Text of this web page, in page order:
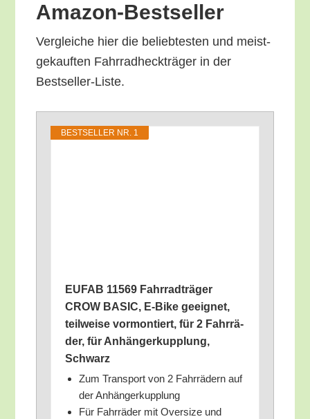
Amazon-Bestseller
Ver­glei­che hier die belieb­tes­ten und meist­
ge­kauf­ten Fahr­rad­heck­trä­ger in der
Bestseller-Liste.
BEST­SEL­LER NR. 1
EUFAB 11569 Fahr­rad­trä­ger
CROW BASIC, E‑Bike geeig­net,
teil­wei­se vor­mon­tiert, für 2 Fahr­rä­
der, für Anhän­ger­kupp­lung,
Schwarz
Zum Trans­port von 2 Fahr­rä­dern auf
der Anhängerkupplung
Für Fahr­rä­der mit Over­si­ze und